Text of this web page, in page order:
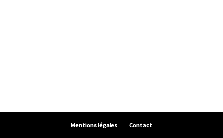
Mentions légales Contact